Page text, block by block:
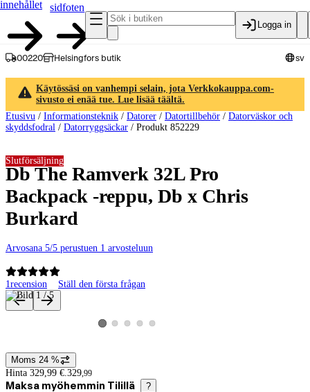
innehållet
sidfoten
Logga in
00220 Helsingfors butik sv
Käytössäsi on vanhempi selain, jota Verkkokauppa.com-
sivusto ei enää tue. Lue lisää täältä.
Etusivu / Informationsteknik / Datorer / Datortillbehör / Datorväskor och
skyddsfodral / Datorryggsäckar / Produkt 852229
Db The Ramverk 32L Pro
Backpack -reppu, Db x Chris
Burkard
Arvosana 5/5 perustuen 1 arvosteluun
1recension Ställ den första frågan
Slutförsäljning
Produktbilder och videor
Visa produktbild 1
Visa produktbild 2
Visa produktbild 3
Visa produktbild 4
Visa produktbild 5
Prisinformation
Moms 24 %
Hinta 329,99 €. 329,99
Maksa myöhemmin Tilillä ?